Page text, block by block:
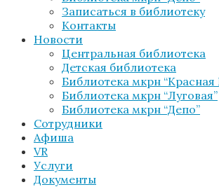
Записаться в библиотеку
Контакты
Новости
Центральная библиотека
Детская библиотека
Библиотека мкрн “Красная
Библиотека мкрн “Луговая”
Библиотека мкрн “Депо”
Сотрудники
Афиша
VR
Услуги
Документы